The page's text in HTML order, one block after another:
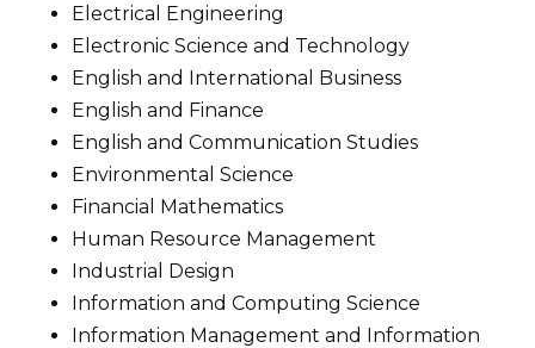
Electrical Engineering
Electronic Science and Technology
English and International Business
English and Finance
English and Communication Studies
Environmental Science
Financial Mathematics
Human Resource Management
Industrial Design
Information and Computing Science
Information Management and Information